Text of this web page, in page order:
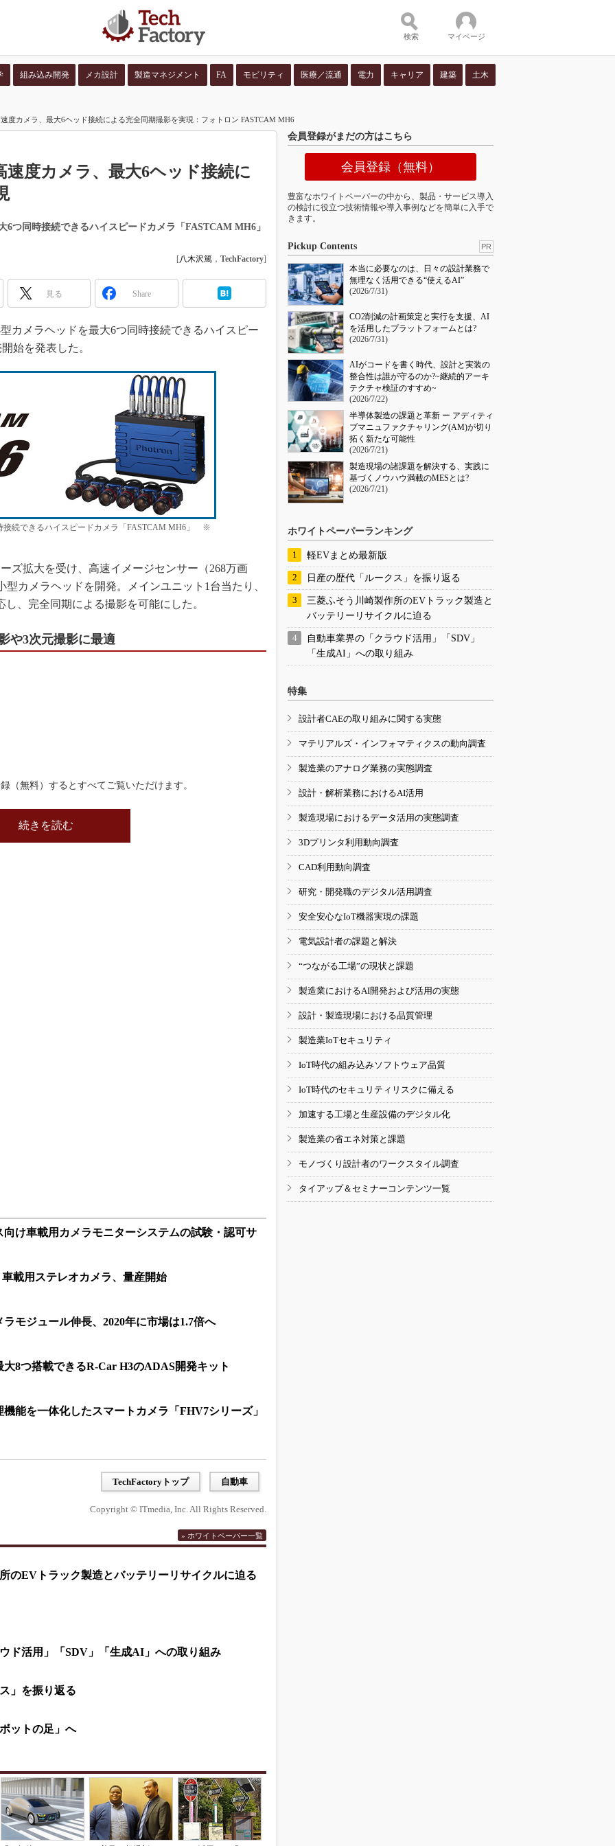
検索 マイページ
組み込み開発 メカ設計 製造マネジメント FA モビリティ 医療／流通 電力 キャリア 建築 土木
度カメラ、最大6ヘッド接続による完全同期撮影を実現：フォトロン FASTCAM MH6
速度カメラ、最大6ヘッド接続に
6つ同時接続できるハイスピードカメラ「FASTCAM MH6」
[八木沢篤 ， TechFactory]
見る Share
カメラヘッドを最大6つ同時接続できるハイスピー
始を発表した。
接続できるハイスピードカメラ「FASTCAM MH6」 ※
拡大を受け、高速イメージセンサー（268万画
型カメラヘッドを開発。メインユニット1台当たり、
、完全同期による撮影を可能にした。
や3次元撮影に最適
（無料）するとすべてご覧いただけます。
続きを読む
け車載用カメラモニターシステムの試験・認可サ
載用ステレオカメラ、量産開始
モジュール伸長、2020年に市場は1.7倍へ
8つ搭載できるR-Car H3のADAS開発キット
能を一体化したスマートカメラ「FHV7シリーズ」
TechFactoryトップ 自動車
Copyright © ITmedia, Inc. All Rights Reserved.
» ホワイトペーパー一覧
のEVトラック製造とバッテリーリサイクルに迫る
ド活用」「SDV」「生成AI」への取り組み
」を振り返る
ットの足」へ
会員登録がまだの方はこちら
会員登録（無料）
豊富なホワイトペーパーの中から、製品・サービス導入
の検討に役立つ技術情報や導入事例などを簡単に入手で
きます。
Pickup Contents PR
本当に必要なのは、日々の設計業務で
無理なく活用できる“使えるAI”
(2026/7/31)
CO2削減の計画策定と実行を支援、AI
を活用したプラットフォームとは?
(2026/7/31)
AIがコードを書く時代、設計と実装の
整合性は誰が守るのか?~継続的アーキ
テクチャ検証のすすめ~
(2026/7/22)
半導体製造の課題と革新 ー アディティ
ブマニュファクチャリング(AM)が切り
拓く新たな可能性
(2026/7/21)
製造現場の諸課題を解決する、実践に
基づくノウハウ満載のMESとは?
(2026/7/21)
ホワイトペーパーランキング
軽EVまとめ最新版
日産の歴代「ルークス」を振り返る
三菱ふそう川崎製作所のEVトラック製造と
バッテリーリサイクルに迫る
自動車業界の「クラウド活用」「SDV」
「生成AI」への取り組み
特集
設計者CAEの取り組みに関する実態
マテリアルズ・インフォマティクスの動向調査
製造業のアナログ業務の実態調査
設計・解析業務におけるAI活用
製造現場におけるデータ活用の実態調査
3Dプリンタ利用動向調査
CAD利用動向調査
研究・開発職のデジタル活用調査
安全安心なIoT機器実現の課題
電気設計者の課題と解決
“つながる工場”の現状と課題
製造業におけるAI開発および活用の実態
設計・製造現場における品質管理
製造業IoTセキュリティ
IoT時代の組み込みソフトウェア品質
IoT時代のセキュリティリスクに備える
加速する工場と生産設備のデジタル化
製造業の省エネ対策と課題
モノづくり設計者のワークスタイル調査
タイアップ＆セミナーコンテンツ一覧